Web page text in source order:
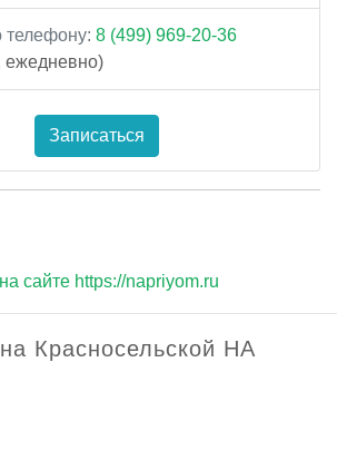
телефону: 8 (499) 969-20-36
ежедневно)
Записаться
на сайте https://napriyom.ru
Красносельской НА